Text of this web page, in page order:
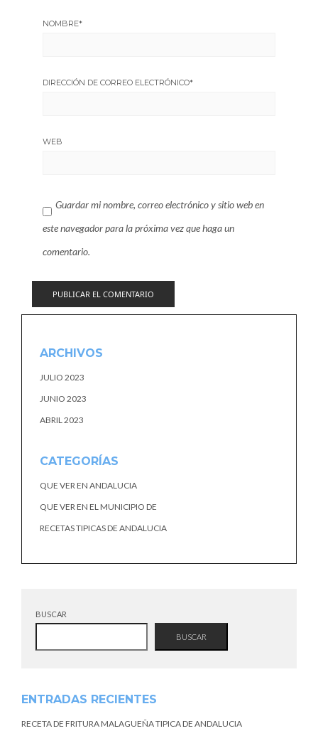
NOMBRE*
DIRECCIÓN DE CORREO ELECTRÓNICO*
WEB
Guardar mi nombre, correo electrónico y sitio web en
este navegador para la próxima vez que haga un
comentario.
ARCHIVOS
JULIO 2023
JUNIO 2023
ABRIL 2023
CATEGORÍAS
QUE VER EN ANDALUCIA
QUE VER EN EL MUNICIPIO DE
RECETAS TIPICAS DE ANDALUCIA
BUSCAR
BUSCAR
ENTRADAS RECIENTES
RECETA DE FRITURA MALAGUEÑA TIPICA DE ANDALUCIA